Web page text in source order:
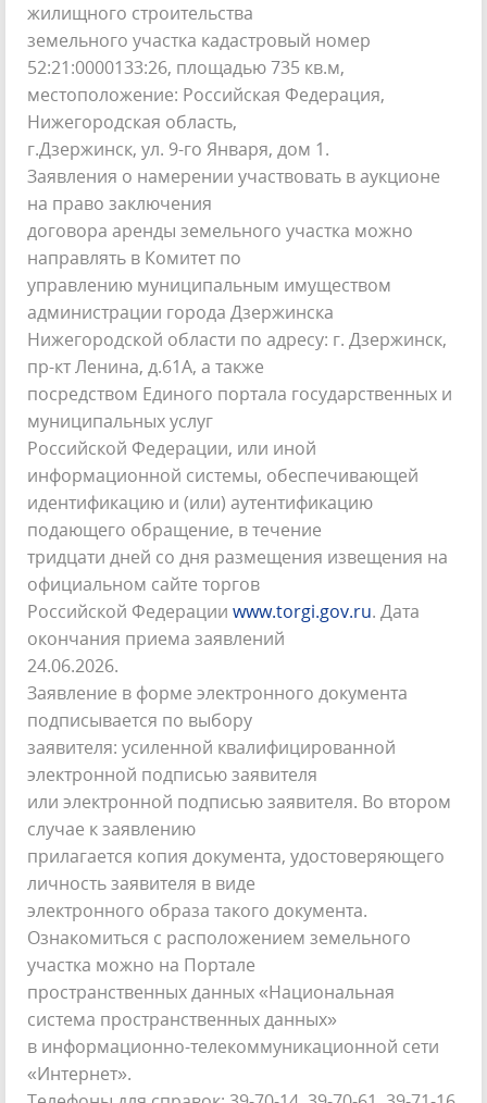
жилищного строительства
земельного участка кадастровый номер
52:21:0000133:26, площадью 735 кв.м,
местоположение: Российская Федерация,
Нижегородская область,
г.Дзержинск, ул. 9-го Января, дом 1.
Заявления о намерении участвовать в аукционе
на право заключения
договора аренды земельного участка можно
направлять в Комитет по
управлению муниципальным имуществом
администрации города Дзержинска
Нижегородской области по адресу: г. Дзержинск,
пр-кт Ленина, д.61А, а также
посредством Единого портала государственных и
муниципальных услуг
Российской Федерации, или иной
информационной системы, обеспечивающей
идентификацию и (или) аутентификацию
подающего обращение, в течение
тридцати дней со дня размещения извещения на
официальном сайте торгов
Российской Федерации www.torgi.gov.ru. Дата
окончания приема заявлений
24.06.2026.
Заявление в форме электронного документа
подписывается по выбору
заявителя: усиленной квалифицированной
электронной подписью заявителя
или электронной подписью заявителя. Во втором
случае к заявлению
прилагается копия документа, удостоверяющего
личность заявителя в виде
электронного образа такого документа.
Ознакомиться с расположением земельного
участка можно на Портале
пространственных данных «Национальная
система пространственных данных»
в информационно-телекоммуникационной сети
«Интернет».